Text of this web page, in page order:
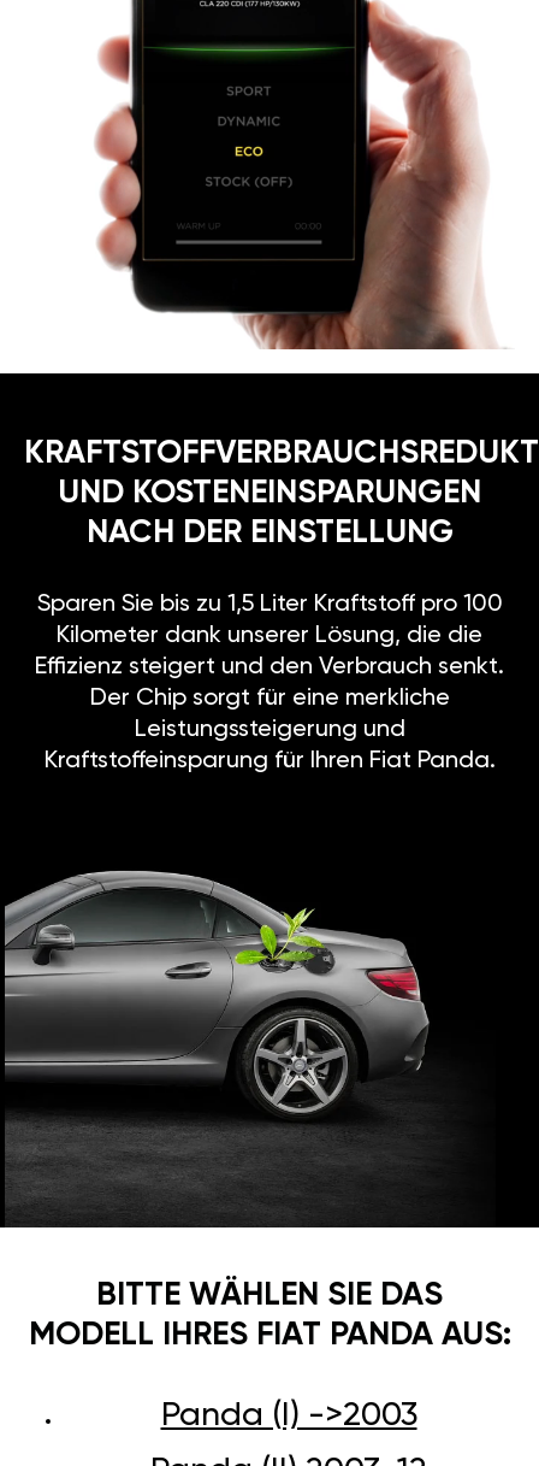
UND KOSTENEINSPARUNGEN
NACH DER EINSTELLUNG
Sparen Sie bis zu 1,5 Liter Kraftstoff pro 100
Kilometer dank unserer Lösung, die die
Effizienz steigert und den Verbrauch senkt.
Der Chip sorgt für eine merkliche
Leistungssteigerung und
Kraftstoffeinsparung für Ihren Fiat Panda.
BITTE WÄHLEN SIE DAS
MODELL IHRES FIAT PANDA AUS:
Panda (I) ->2003